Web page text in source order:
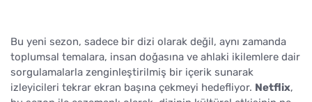
Bu yeni sezon, sadece bir dizi olarak değil, aynı zamanda
toplumsal temalara, insan doğasına ve ahlaki ikilemlere dair
sorgulamalarla zenginleştirilmiş bir içerik sunarak
izleyicileri tekrar ekran başına çekmeyi hedefliyor. Netflix,